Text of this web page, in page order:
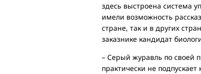
здесь выстроена система
имели возможность
стране, так и в других
заказнике кандидат
– Серый журавль по своей
практически не